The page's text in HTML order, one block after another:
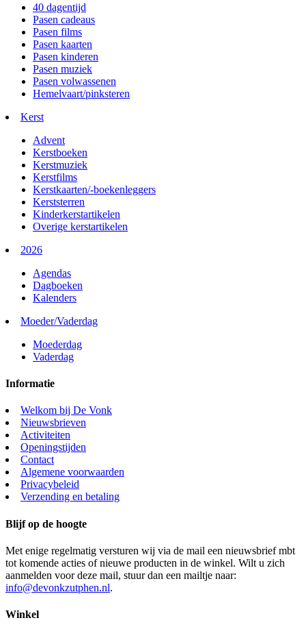
40 dagentijd
Pasen cadeaus
Pasen films
Pasen kaarten
Pasen kinderen
Pasen muziek
Pasen volwassenen
Hemelvaart/pinksteren
Kerst
Advent
Kerstboeken
Kerstmuziek
Kerstfilms
Kerstkaarten/-boekenleggers
Kerststerren
Kinderkerstartikelen
Overige kerstartikelen
2026
Agendas
Dagboeken
Kalenders
Moeder/Vaderdag
Moederdag
Vaderdag
Informatie
Welkom bij De Vonk
Nieuwsbrieven
Activiteiten
Openingstijden
Contact
Algemene voorwaarden
Privacybeleid
Verzending en betaling
Blijf op de hoogte
Met enige regelmatig versturen wij via de mail een nieuwsbrief mbt
tot komende acties of nieuwe producten in de winkel. Wilt u zich
aanmelden voor deze mail, stuur dan een mailtje naar:
info@devonkzutphen.nl.
Winkel